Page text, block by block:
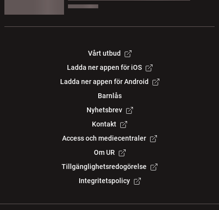
Vårt utbud
Ladda ner appen för iOS
Ladda ner appen för Android
Barnlås
Nyhetsbrev
Kontakt
Access och mediecentraler
Om UR
Tillgänglighetsredogörelse
Integritetspolicy